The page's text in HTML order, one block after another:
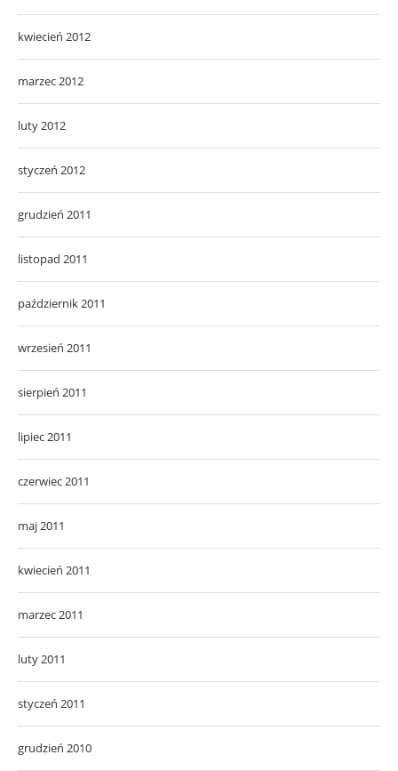
kwiecień 2012
marzec 2012
luty 2012
styczeń 2012
grudzień 2011
listopad 2011
październik 2011
wrzesień 2011
sierpień 2011
lipiec 2011
czerwiec 2011
maj 2011
kwiecień 2011
marzec 2011
luty 2011
styczeń 2011
grudzień 2010